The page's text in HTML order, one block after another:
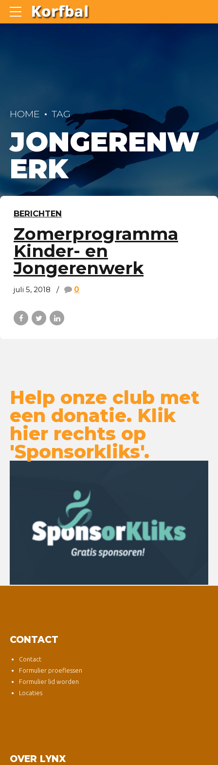
HOME TAG
JONGERENW
ERK
BERICHTEN
Zomerprogramma
Kinder- en
Jongerenwerk
juli 5, 2018 0
Help onze club met
een donatie. Klik
hier rechts op
'Sponsorkliks'.
CONTACT
Contact
Formulier proeflessen
Formulier lid worden
Locaties
OVER LYNX